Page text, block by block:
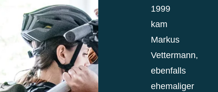
1999
kam
Markus
Vettermann,
ebenfalls
ehemaliger